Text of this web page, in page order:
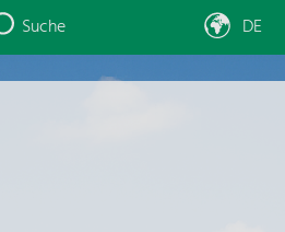
Suche DE